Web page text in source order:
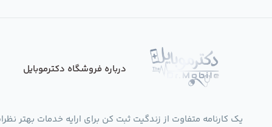
درباره فروشگاه دکترموبایل
یک کارنامه متفاوت از زندگیت ثبت کن برای ارایه خدمات بهتر